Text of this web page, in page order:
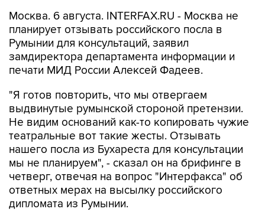
Москва. 6 августа. INTERFAX.RU - Москва не
планирует отзывать российского посла в
Румынии для консультаций, заявил
замдиректора департамента информации и
печати МИД России Алексей Фадеев.
"Я готов повторить, что мы отвергаем
выдвинутые румынской стороной претензии.
Не видим оснований как-то копировать чужие
театральные вот такие жесты. Отзывать
нашего посла из Бухареста для консультации
мы не планируем", - сказал он на брифинге в
четверг, отвечая на вопрос "Интерфакса" об
ответных мерах на высылку российского
дипломата из Румынии.